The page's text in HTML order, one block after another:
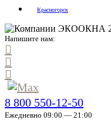
Красногорск
Напишите нам:
8 800 550-12-50
Ежедневно 09:00 — 21:00